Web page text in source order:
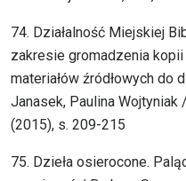
74. Działalność Miejskiej
zakresie gromadzenia
materiałów źródłowych
Janasek, Paulina Wojtyniak
(2015), s. 209-215
75. Dzieła osierocone.